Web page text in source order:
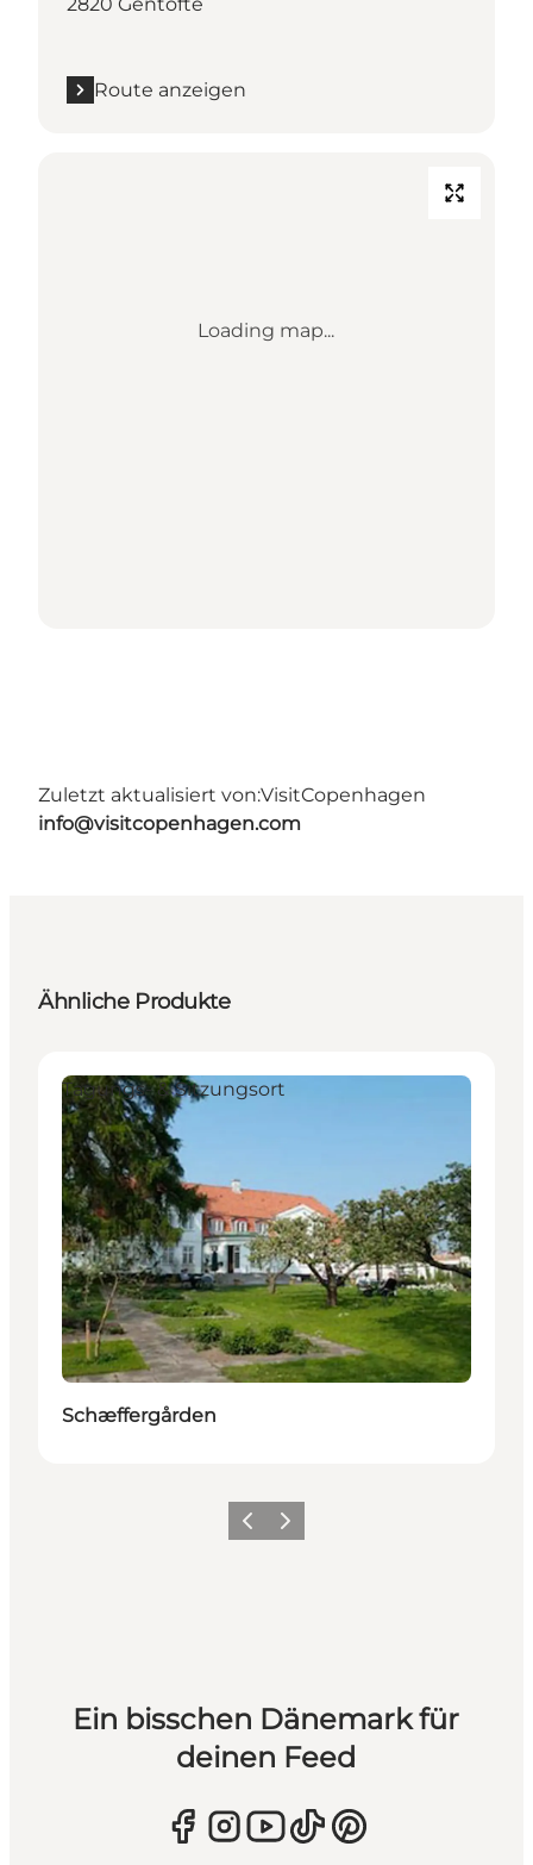
Route anzeigen
Loading map...
Zuletzt aktualisiert von:VisitCopenhagen
info@visitcopenhagen.com
Ähnliche Produkte
Tagungs- & Sitzungsort
Schæffergården
ZurückWeiter
Ein bisschen Dänemark für
deinen Feed